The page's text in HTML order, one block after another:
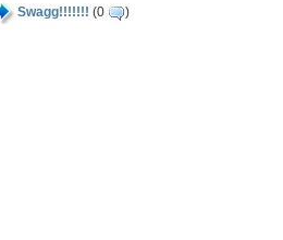
Swagg!!!!!!! (0 )